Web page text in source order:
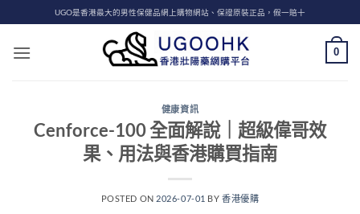
to
content
UGO是香港最大的男性保健品網上購物網站、保證原裝正品，假一賠十
0
健康資訊
Cenforce-100 全面解說｜超級偉哥效
果、用法與香港購買指南
POSTED ON 2026-07-01 BY香港優購